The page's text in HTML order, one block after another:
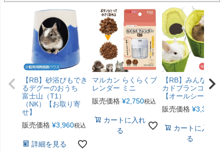
【RB】砂浴びもでき
るデグーのおうち
富士山（T1）
（NK）【お取り寄
せ】
販売価格 ¥3,960税込
詳細を見る
マルカン らくらくブ
レンダー ミニ
販売価格 ¥2,750税込
カートに入れ
る
【RB】みんなのア
カドブランコ（F2
【オールシーズン
販売価格 ¥3,300
カートに入れ
る